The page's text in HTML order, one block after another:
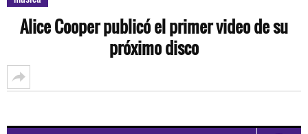
Alice Cooper publicó el primer video de su
próximo disco